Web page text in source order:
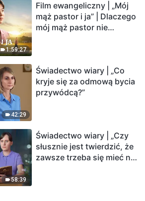
1:59:27
Film ewangeliczny | „Mój
mąż pastor i ja” | Dlaczego
mój mąż pastor nie
42:29
Świadectwo wiary | „Co
kryje się za odmową bycia
przywódcą?”
58:39
Świadectwo wiary | „Czy
słusznie jest twierdzić, że
zawsze trzeba się mieć na